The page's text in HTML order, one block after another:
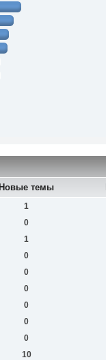
Новые темы
1
0
1
0
0
0
0
0
0
10